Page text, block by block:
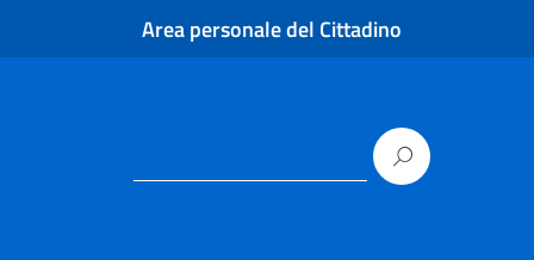
Area personale del Cittadino